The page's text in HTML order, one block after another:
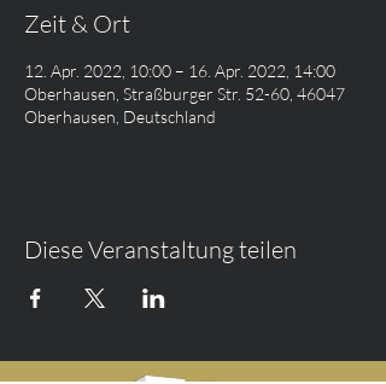
Zeit & Ort
12. Apr. 2022, 10:00 – 16. Apr. 2022, 14:00
Oberhausen, Straßburger Str. 52-60, 46047
Oberhausen, Deutschland
Diese Veranstaltung teilen